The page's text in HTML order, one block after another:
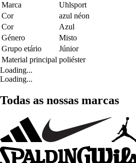
Marca
Uhlsport
Cor
azul néon
Cor
Azul
Género
Misto
Grupo etário
Júnior
Material principal poliéster
Loading...
Loading...
Todas as nossas marcas